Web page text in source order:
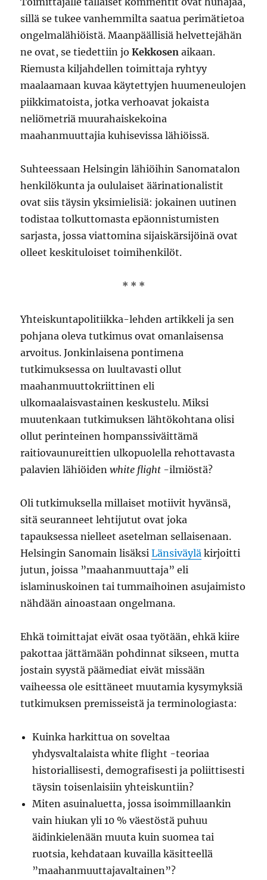
sillä se tukee vanhemmilta saatua perimätietoa
ongelmalähiöistä. Maanpäällisiä helvettejähän
ne ovat, se tiedettiin joKekkosen aikaan.
Riemusta kiljahdellen toimittaja ryhtyy
maalaamaan kuvaa käytettyjen huumeneulojen
piikkimatoista, jotka verhoavat jokaista
neliömetriä muurahaiskekoina
maahanmuuttajia kuhisevissa lähiöissä.
Suhteessaan Helsingin lähiöihin Sanomatalon
henkilökunta ja oululaiset äärinationalistit
ovat siis täysin yksimielisiä: jokainen uutinen
todistaa tolkuttomasta epäonnistumisten
sarjasta, jossa viattomina sijaiskärsijöinä ovat
olleet keskituloiset toimihenkilöt.
* * *
Yhteiskuntapolitiikka-lehden artikkeli ja sen
pohjana oleva tutkimus ovat omanlaisensa
arvoitus. Jonkinlaisena pontimena
tutkimuksessa on luultavasti ollut
maahanmuuttokriittinen eli
ulkomaalaisvastainen keskustelu. Miksi
muutenkaan tutkimuksen lähtökohtana olisi
ollut perinteinen hompanssiväittämä
raitiovaunureittien ulkopuolella rehottavasta
palavien lähiöidenwhite flight -ilmiöstä?
Oli tutkimuksella millaiset motiivit hyvänsä,
sitä seuranneet lehtijutut ovat joka
tapauksessa nielleet asetelman sellaisenaan.
Helsingin Sanomain lisäksiLänsiväylä kirjoitti
jutun, joissa ”maahanmuuttaja” eli
islaminuskoinen tai tummaihoinen asujaimisto
nähdään ainoastaan ongelmana.
Ehkä toimittajat eivät osaa työtään, ehkä kiire
pakottaa jättämään pohdinnat sikseen, mutta
jostain syystä päämediat eivät missään
vaiheessa ole esittäneet muutamia kysymyksiä
tutkimuksen premisseistä ja terminologiasta:
Kuinka harkittua on soveltaa
yhdysvaltalaista white flight -teoriaa
historiallisesti, demografisesti ja poliittisesti
täysin toisenlaisiin yhteiskuntiin?
Miten asuinaluetta, jossa isoimmillaankin
vain hiukan yli 10 % väestöstä puhuu
äidinkielenään muuta kuin suomea tai
ruotsia, kehdataan kuvailla käsitteellä
”maahanmuuttajavaltainen”?